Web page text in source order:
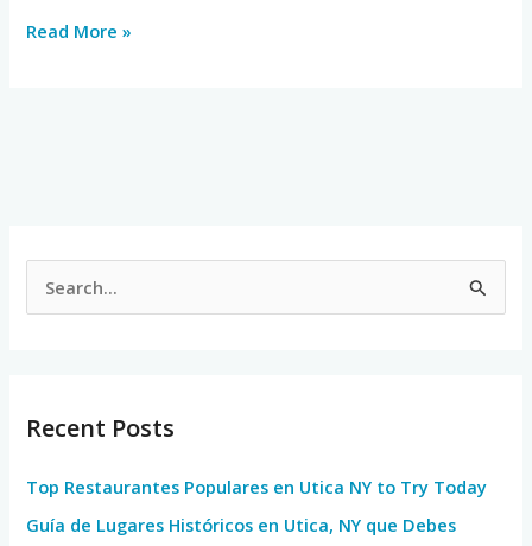
Read More »
c
f
o
Recent Posts
Top Restaurantes Populares en Utica NY to Try Today
Guía de Lugares Históricos en Utica, NY que Debes